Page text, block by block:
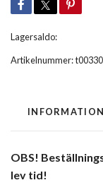
Lagersaldo:
Artikelnummer:
INFORMATION
OBS!
lev tid!